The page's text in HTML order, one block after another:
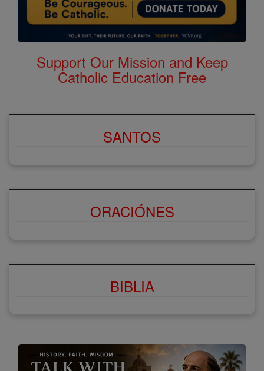
Support Our Mission and Keep
Catholic Education Free
SANTOS
ORACIÓNES
BIBLIA